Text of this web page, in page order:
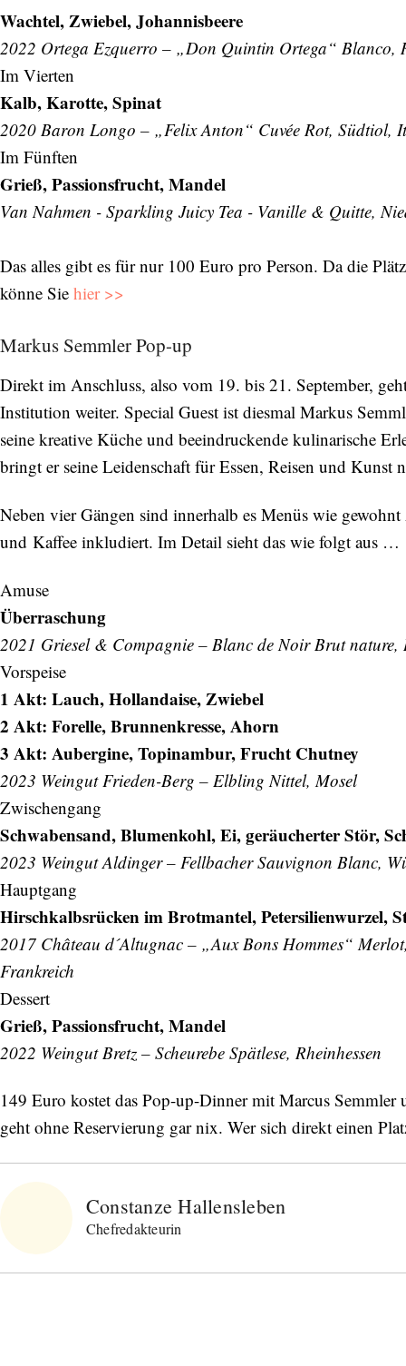
Wachtel, Zwiebel, Johannisbeere
2022 Ortega Ezquerro – „Don Quintin Ortega“ Blanco,
Im Vierten
Kalb, Karotte, Spinat
2020 Baron Longo – „Felix Anton“ Cuvée Rot, Südtiol,
Im Fünften
Grieß, Passionsfrucht, Mandel
Van Nahmen - Sparkling Juicy Tea - Vanille & Quitte,
Das alles gibt es für nur 100 Euro pro Person. Da die
könne Sie hier >>
Markus Semmler Pop-up
Direkt im Anschluss, also vom 19. bis 21. September,
Institution weiter. Special Guest ist diesmal Markus
seine kreative Küche und beeindruckende kulinarische
bringt er seine Leidenschaft für Essen, Reisen und
Neben vier Gängen sind innerhalb es Menüs wie
und Kaffee inkludiert. Im Detail sieht das wie folgt aus …
Amuse
Überraschung
2021 Griesel & Compagnie – Blanc de Noir Brut nature,
Vorspeise
1 Akt: Lauch, Hollandaise, Zwiebel
2 Akt: Forelle, Brunnenkresse, Ahorn
3 Akt: Aubergine, Topinambur, Frucht Chutney
2023 Weingut Frieden-Berg – Elbling Nittel, Mosel
Zwischengang
Schwabensand, Blumenkohl, Ei, geräucherter Stör,
2023 Weingut Aldinger – Fellbacher Sauvignon Blanc,
Hauptgang
Hirschkalbsrücken im Brotmantel, Petersilienwurzel,
2017 Château d´Altugnac – „Aux Bons Hommes“
Frankreich
Dessert
Grieß, Passionsfrucht, Mandel
2022 Weingut Bretz – Scheurebe Spätlese, Rheinhessen
149 Euro kostet das Pop-up-Dinner mit Marcus
geht ohne Reservierung gar nix. Wer sich direkt einen
Constanze Hallensleben
Chefredakteurin